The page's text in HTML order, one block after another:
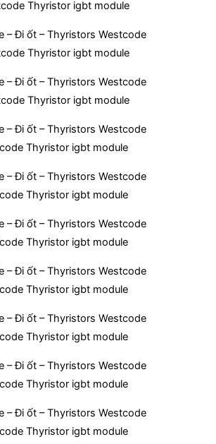
Thyristor igbt module
– Đi ốt – Thyristors Westcode
Thyristor igbt module
– Đi ốt – Thyristors Westcode
Thyristor igbt module
– Đi ốt – Thyristors Westcode
Thyristor igbt module
– Đi ốt – Thyristors Westcode
Thyristor igbt module
– Đi ốt – Thyristors Westcode
Thyristor igbt module
– Đi ốt – Thyristors Westcode
Thyristor igbt module
– Đi ốt – Thyristors Westcode
Thyristor igbt module
– Đi ốt – Thyristors Westcode
Thyristor igbt module
– Đi ốt – Thyristors Westcode
Thyristor igbt module